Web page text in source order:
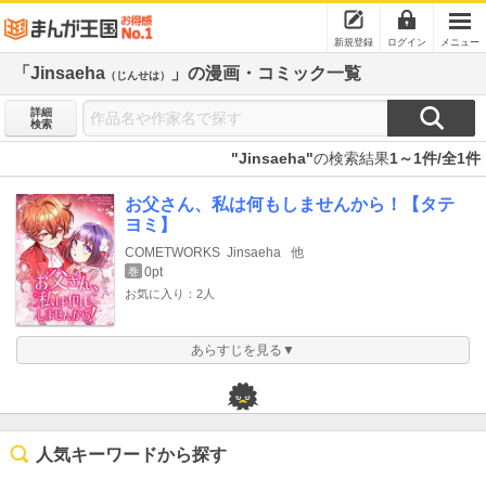
新規登録 ログイン メニュー
「Jinsaeha （じんせは） 」の漫画・コミック一覧
詳細
検索
"Jinsaeha"の検索結果1～1件/全1件
お父さん、私は何もしませんから！【タテ
ヨミ】
COMETWORKS Jinsaeha 他
巻 0pt
お気に入り：2人
あらすじを見る▼
人気キーワードから探す